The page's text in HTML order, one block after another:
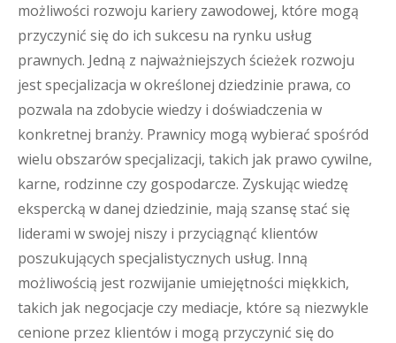
możliwości rozwoju kariery zawodowej, które mogą
przyczynić się do ich sukcesu na rynku usług
prawnych. Jedną z najważniejszych ścieżek rozwoju
jest specjalizacja w określonej dziedzinie prawa, co
pozwala na zdobycie wiedzy i doświadczenia w
konkretnej branży. Prawnicy mogą wybierać spośród
wielu obszarów specjalizacji, takich jak prawo cywilne,
karne, rodzinne czy gospodarcze. Zyskując wiedzę
ekspercką w danej dziedzinie, mają szansę stać się
liderami w swojej niszy i przyciągnąć klientów
poszukujących specjalistycznych usług. Inną
możliwością jest rozwijanie umiejętności miękkich,
takich jak negocjacje czy mediacje, które są niezwykle
cenione przez klientów i mogą przyczynić się do